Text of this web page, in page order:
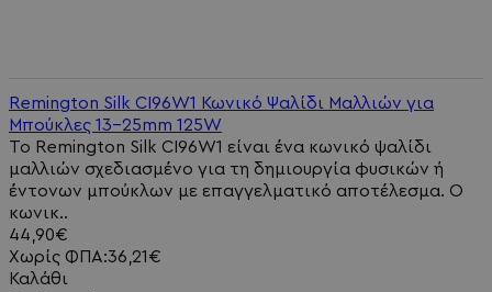
Remington Silk CI96W1 Κωνικό Ψαλίδι Μαλλιών για
Μπούκλες 13-25mm 125W
Το Remington Silk CI96W1 είναι ένα κωνικό ψαλίδι
μαλλιών σχεδιασμένο για τη δημιουργία φυσικών ή
έντονων μπούκλων με επαγγελματικό αποτέλεσμα. Ο
κωνικ..
44,90€
Χωρίς ΦΠΑ:36,21€
Καλάθι